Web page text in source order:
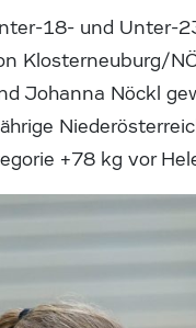
18- und
Klosterneuburg/
Johanna Nöckl
+78 kg vor